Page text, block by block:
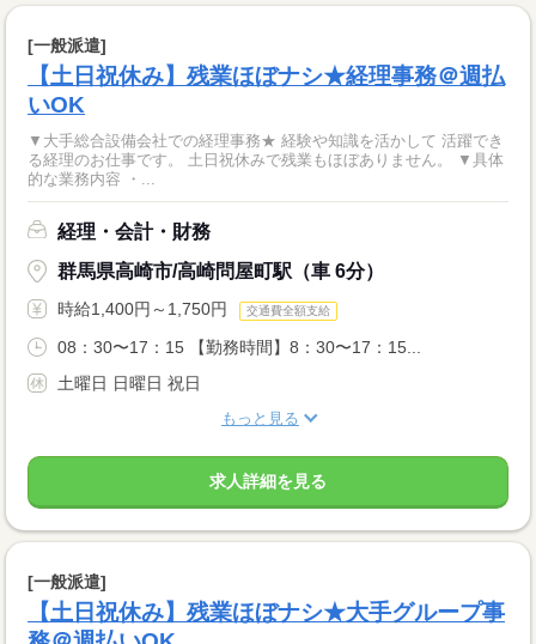
[一般派遣]
【土日祝休み】残業ほぼナシ★経理事務＠週払
いOK
▼大手総合設備会社での経理事務★ 経験や知識を活かして 活躍でき
る経理のお仕事です。 土日祝休みで残業もほぼありません。 ▼具体
的な業務内容 ・...
経理・会計・財務
群馬県高崎市/高崎問屋町駅（車 6分）
時給1,400円～1,750円 交通費全額支給
08：30〜17：15 【勤務時間】8：30〜17：15...
土曜日 日曜日 祝日
もっと見る
求人詳細を見る
[一般派遣]
【土日祝休み】残業ほぼナシ★大手グループ事